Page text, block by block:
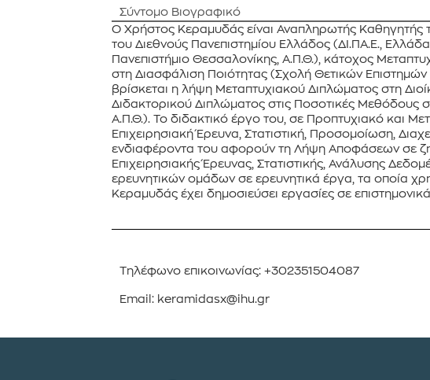
Σύντομο Βιογραφικό
Ο Χρήστος Κεραμυδάς είναι Αναπληρωτής Καθηγητής
του Διεθνούς Πανεπιστημίου Ελλάδος (ΔΙ.ΠΑ.Ε.,
Πανεπιστήμιο Θεσσαλονίκης, Α.Π.Θ.), κάτοχος
στη Διασφάλιση Ποιότητας (Σχολή Θετικών Επιστημών
βρίσκεται η λήψη Μεταπτυχιακού Διπλώματος στη
Διδακτορικού Διπλώματος στις Ποσοτικές
Α.Π.Θ.). Το διδακτικό έργο του, σε Προπτυχιακό και
Επιχειρησιακή Έρευνα, Στατιστική, Προσομοίωση,
ενδιαφέροντα του αφορούν τη Λήψη Αποφάσεων σε
Επιχειρησιακής Έρευνας, Στατιστικής, Ανάλυσης
ερευνητικών ομάδων σε ερευνητικά έργα, τα οποία
Κεραμυδάς έχει δημοσιεύσει εργασίες σε
Τηλέφωνο επικοινωνίας: +302351504087
Email: keramidasx@ihu.gr